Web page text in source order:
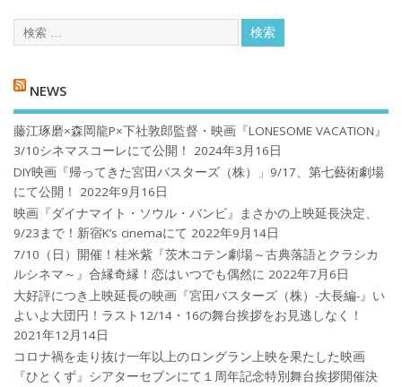
NEWS
藤江琢磨×森岡龍P×下社敦郎監督・映画『LONESOME VACATION』
3/10シネマスコーレにて公開！
2024年3月16日
DIY映画『帰ってきた宮田バスターズ（株）」9/17、第七藝術劇場
にて公開！
2022年9月16日
映画『ダイナマイト・ソウル・バンビ』まさかの上映延長決定、
9/23まで！新宿K’s cinemaにて 2022年9月14日
7/10（日）開催！桂米紫『茨木コテン劇場～古典落語とクラシカ
ルシネマ～』合縁奇縁！恋はいつでも偶然に 2022年7月6日
大好評につき上映延長の映画『宮田バスターズ（株）-大長編-』い
よいよ大団円！ラスト12/14・16の舞台挨拶をお見逃しなく！
2021年12月14日
コロナ禍を⾛り抜け⼀年以上のロングラン上映を果たした映画
『ひとくず』シアターセブンにて１周年記念特別舞台挨拶開催決